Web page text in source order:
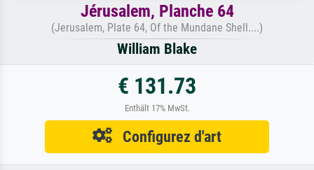
Jérusalem, Planche 64
(Jerusalem, Plate 64, Of the Mundane Shell....)
William Blake
€ 131.73
Enthält 17% MwSt.
Configurez d'art